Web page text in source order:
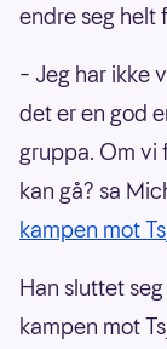
endre seg helt
– Jeg har ikke
det er en god
gruppa. Om vi
kan gå? sa
kampen mot
Han sluttet
kampen mot